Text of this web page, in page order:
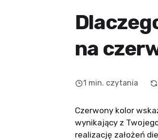
na
1 min. czytania
Czerwony kolor
wynikający z
realizację założeń